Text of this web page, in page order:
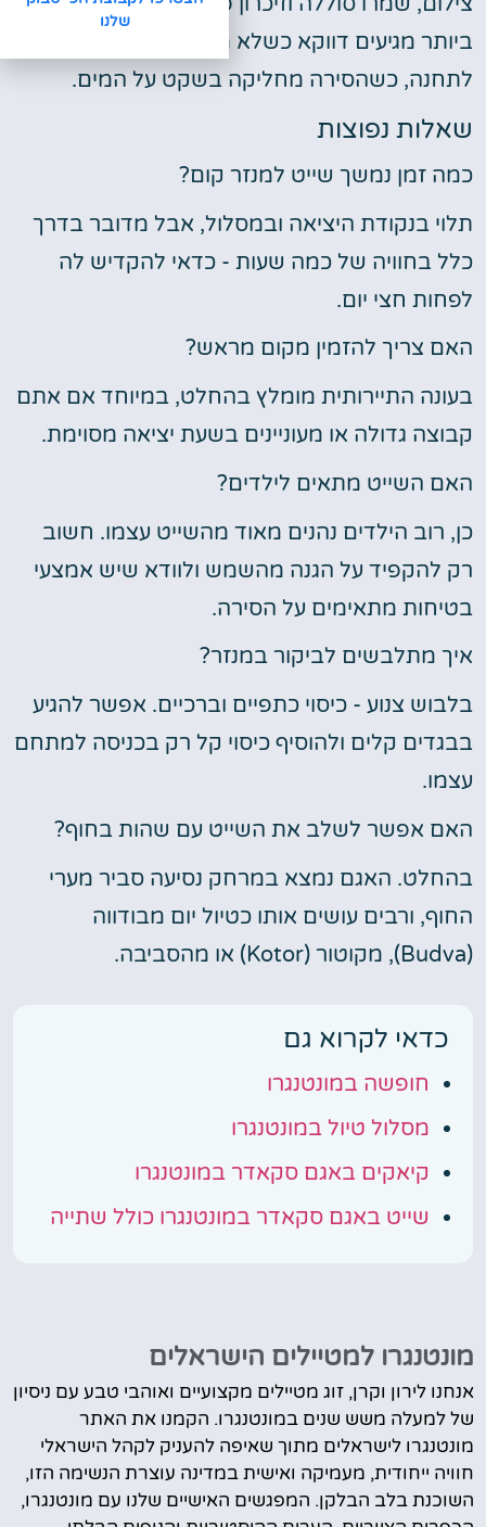
ביותר מגיעים דווקא כשלא מצפים להם, בין תחנה
לתחנה, כשהסירה מחליקה בשקט על המים.
שאלות נפוצות
כמה זמן נמשך שייט למנזר קום?
תלוי בנקודת היציאה ובמסלול, אבל מדובר בדרך
כלל בחוויה של כמה שעות - כדאי להקדיש לה
לפחות חצי יום.
האם צריך להזמין מקום מראש?
בעונה התיירותית מומלץ בהחלט, במיוחד אם אתם
קבוצה גדולה או מעוניינים בשעת יציאה מסוימת.
האם השייט מתאים לילדים?
כן, רוב הילדים נהנים מאוד מהשייט עצמו. חשוב
רק להקפיד על הגנה מהשמש ולוודא שיש אמצעי
בטיחות מתאימים על הסירה.
איך מתלבשים לביקור במנזר?
בלבוש צנוע - כיסוי כתפיים וברכיים. אפשר להגיע
בבגדים קלים ולהוסיף כיסוי קל רק בכניסה למתחם
עצמו.
האם אפשר לשלב את השייט עם שהות בחוף?
בהחלט. האגם נמצא במרחק נסיעה סביר מערי
החוף, ורבים עושים אותו כטיול יום מבודווה
(Budva), מקוטור (Kotor) או מהסביבה.
כדאי לקרוא גם
חופשה במונטנגרו
מסלול טיול במונטנגרו
קיאקים באגם סקאדר במונטנגרו
שייט באגם סקאדר במונטנגרו כולל שתייה
מונטנגרו למטיילים הישראלים
אנחנו לירון וקרן, זוג מטיילים מקצועיים ואוהבי טבע עם ניסיון
של למעלה משש שנים במונטנגרו. הקמנו את האתר
מונטנגרו לישראלים מתוך שאיפה להעניק לקהל הישראלי
חוויה ייחודית, מעמיקה ואישית במדינה עוצרת הנשימה הזו,
השוכנת בלב הבלקן. המפגשים האישיים שלנו עם מונטנגרו,
שלנו